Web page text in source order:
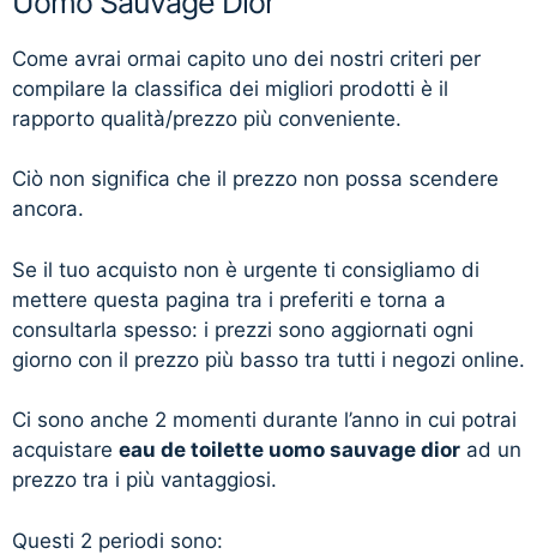
Come avrai ormai capito uno dei nostri criteri per
compilare la classifica dei migliori prodotti è il
rapporto qualità/prezzo più conveniente.
Ciò non significa che il prezzo non possa scendere
ancora.
Se il tuo acquisto non è urgente ti consigliamo di
mettere questa pagina tra i preferiti e torna a
consultarla spesso: i prezzi sono aggiornati ogni
giorno con il prezzo più basso tra tutti i negozi online.
Ci sono anche 2 momenti durante l’anno in cui potrai
acquistare eau de toilette uomo sauvage dior ad un
prezzo tra i più vantaggiosi.
Questi 2 periodi sono: